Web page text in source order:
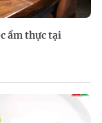
ẩm thực tại